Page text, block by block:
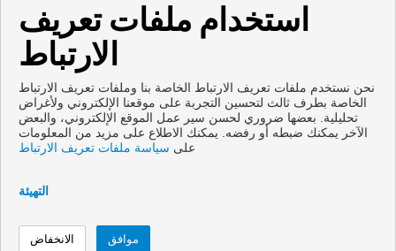
Copyright © 2026. جميع الحقوق محفوظة.
|سياسة حماية البيانات
استخدام ملفات تعريف
الارتباط
نحن نستخدم ملفات تعريف الارتباط الخاصة بنا وملفات تعريف الارتباط
الخاصة بطرف ثالث لتحسين التجربة على موقعنا الإلكتروني ولأغراض
تحليلية. بعضها ضروري لحسن سير عمل الموقع الإلكتروني، والبعض
الآخر يمكنك ضبطه أو رفضه. يمكنك الاطلاع على مزيد من المعلومات
على سياسة ملفات تعريف الارتباط
التهيئة